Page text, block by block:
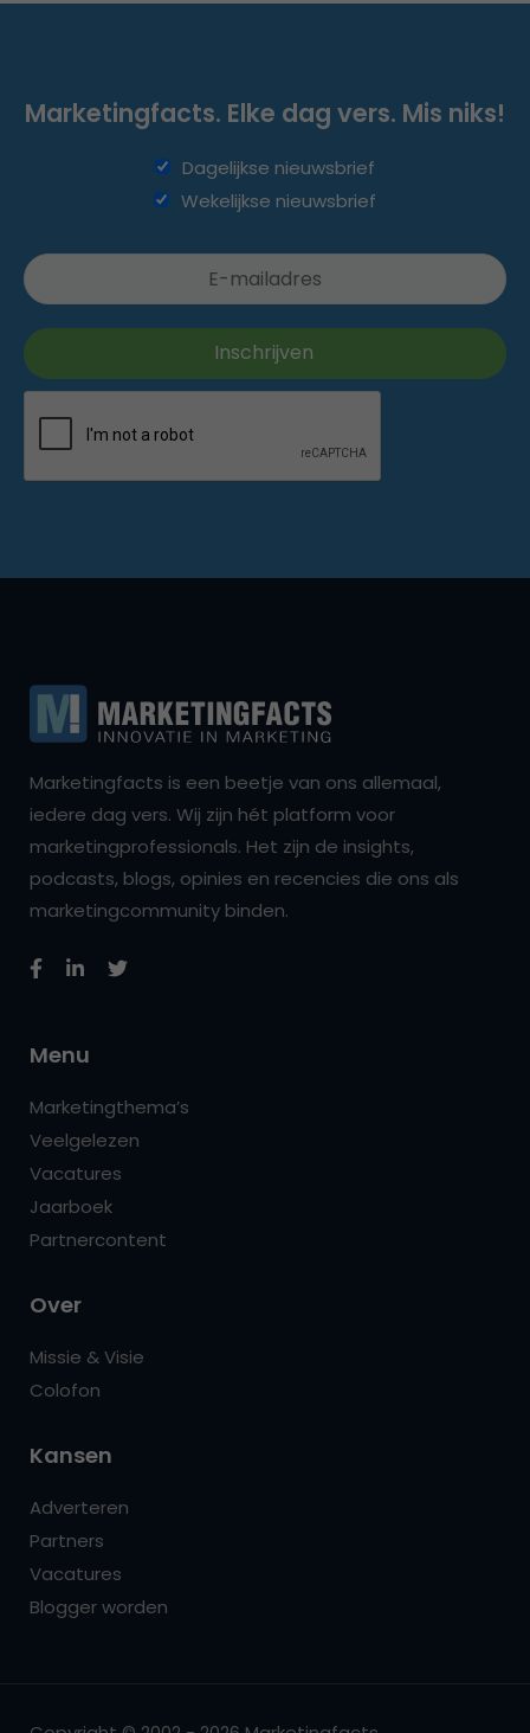
Marketingfacts. Elke dag vers. Mis niks!
Dagelijkse nieuwsbrief
Wekelijkse nieuwsbrief
Marketingfacts is een beetje van ons allemaal,
iedere dag vers. Wij zijn hét platform voor
marketingprofessionals. Het zijn de insights,
podcasts, blogs, opinies en recencies die ons als
marketingcommunity binden.
Menu
Marketingthema’s
Veelgelezen
Vacatures
Jaarboek
Partnercontent
Over
Missie & Visie
Colofon
Kansen
Adverteren
Partners
Vacatures
Blogger worden